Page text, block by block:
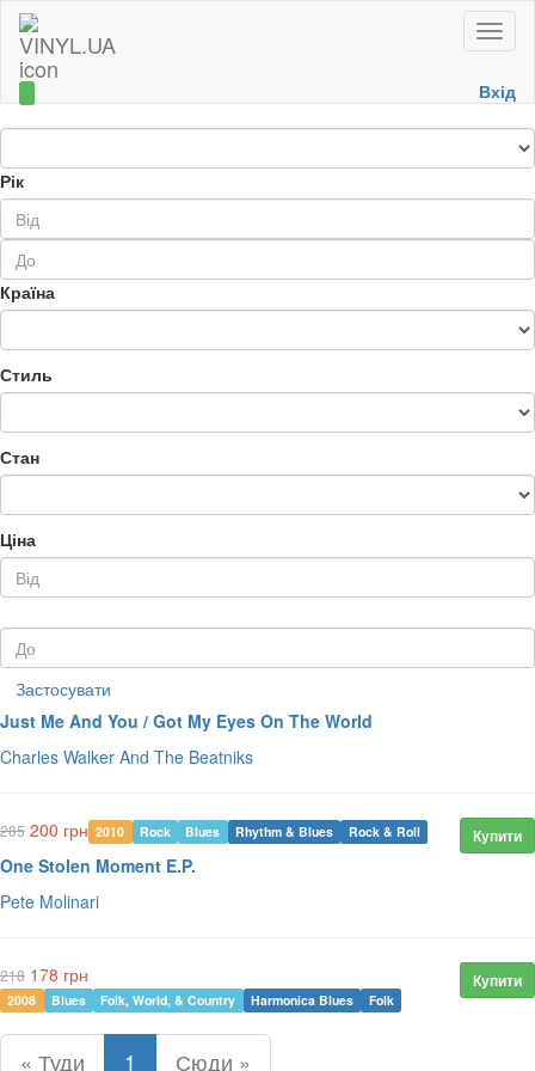
Toggle
Вхід
Рік
Країна
Стиль
Стан
Ціна
Застосувати
Just Me And You / Got My Eyes On The World
Charles Walker And The Beatniks
285 200 грн Купити
2010 Rock Blues Rhythm & Blues Rock & Roll
One Stolen Moment E.P.
Pete Molinari
218 178 грн Купити
2008 Blues Folk, World, & Country Harmonica Blues Folk
« Туди 1 Сюди »